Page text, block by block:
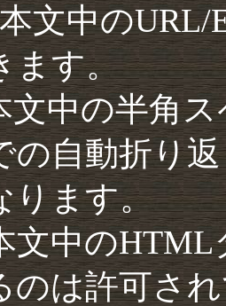
文中のURL/
ます。
中の半角
の自動折り
ります。
文中のHTML
のは許可さ